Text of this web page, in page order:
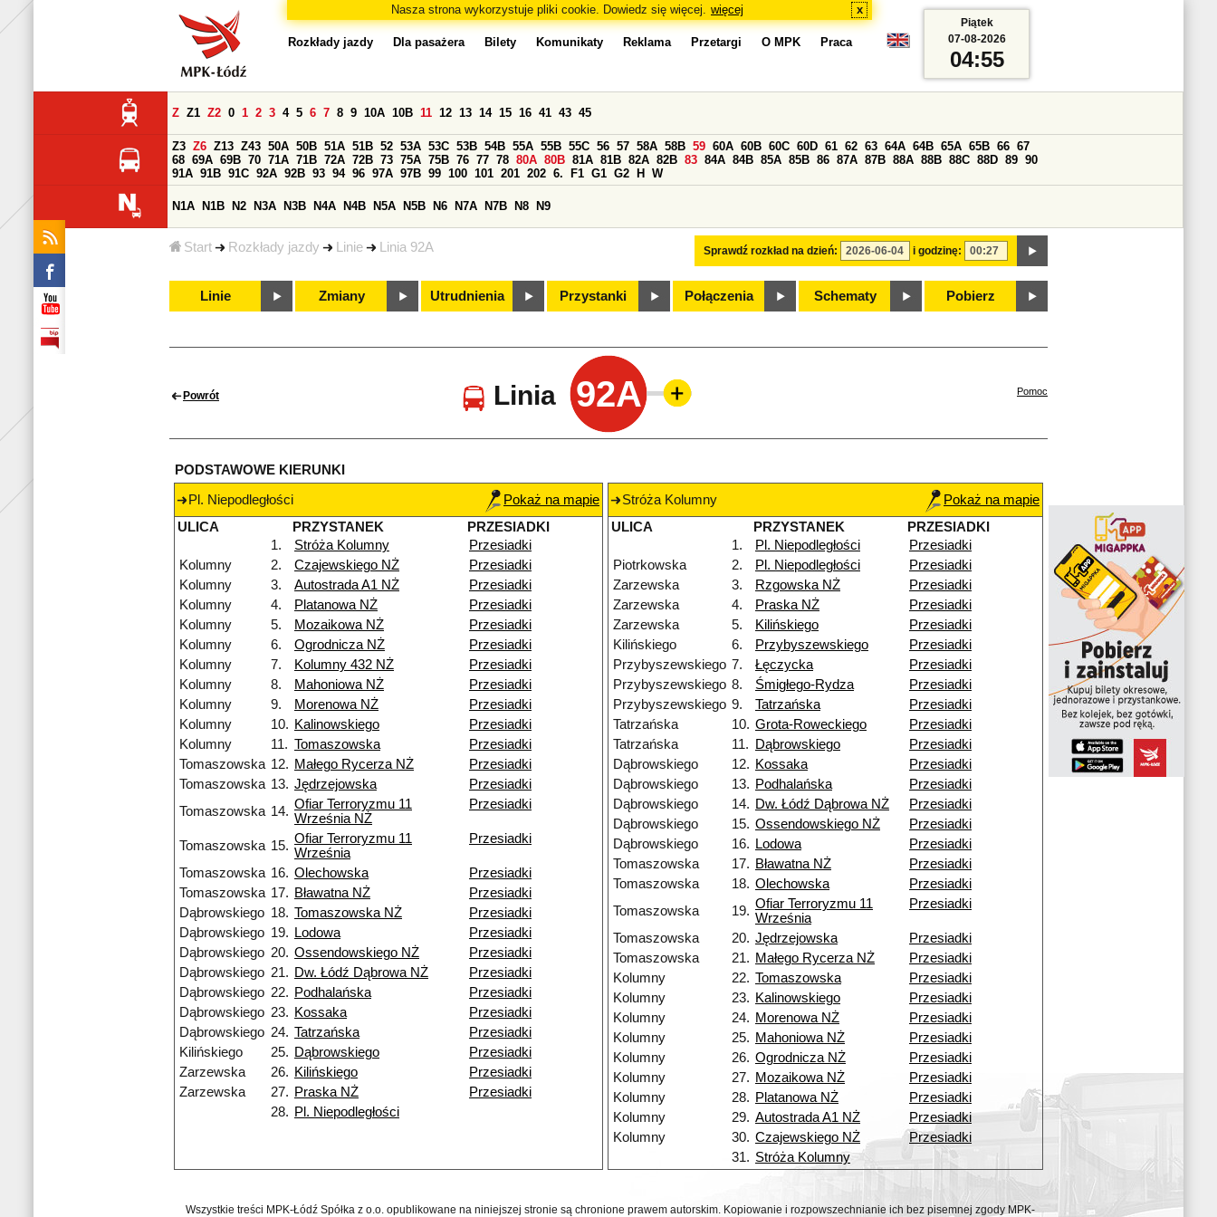
Nasza strona wykorzystuje pliki cookie. Dowiedz się więcej. więcej x
Start Rozkłady jazdy Linie Linia 92A
Rozkłady jazdy Dla pasażera Bilety Komunikaty Reklama Przetargi O MPK Praca
Sprawdź rozkład na dzień: i godzinę:
Z Z1 Z2 0 1 2 3 4 5 6 7 8 9 10A 10B 11 12 13 14 15 16 41 43 45
Z3 Z6 Z13 Z43 50A 50B 51A 51B 52 53A 53C 53B 54B 55A 55B 55C 56 57 58A 58B 59 60A 60B 60C 60D 61 62 63 64A 64B 65A 65B 66 67
68 69A 69B 70 71A 71B 72A 72B 73 75A 75B 76 77 78 80A 80B 81A 81B 82A 82B 83 84A 84B 85A 85B 86 87A 87B 88A 88B 88C 88D 89 90
91A 91B 91C 92A 92B 93 94 96 97A 97B 99 100 101 201 202 6. F1 G1 G2 H W
N1A N1B N2 N3A N3B N4A N4B N5A N5B N6 N7A N7B N8 N9
Linie Zmiany Utrudnienia Przystanki Połączenia Schematy Pobierz
Piątek
07-08-2026
04:55
Powrót Linia 92A Pomoc
PODSTAWOWE KIERUNKI
Pl. Niepodległości
Pokaż na mapie
ULICA
PRZYSTANEK
PRZESIADKI
1.
Stróża Kolumny
Przesiadki
Kolumny
2. Czajewskiego NŻ
Przesiadki
Kolumny
3. Autostrada A1 NŻ
Przesiadki
Kolumny
4. Platanowa NŻ
Przesiadki
Kolumny
5. Mozaikowa NŻ
Przesiadki
Kolumny
6. Ogrodnicza NŻ
Przesiadki
Kolumny
7. Kolumny 432 NŻ
Przesiadki
Kolumny
8. Mahoniowa NŻ
Przesiadki
Kolumny
9. Morenowa NŻ
Przesiadki
Kolumny
10. Kalinowskiego
Przesiadki
Kolumny
11. Tomaszowska
Przesiadki
Tomaszowska 12. Małego Rycerza NŻ
Przesiadki
Tomaszowska 13. Jędrzejowska
Przesiadki
Tomaszowska 14. Ofiar Terroryzmu 11
Września NŻ
Przesiadki
Tomaszowska 15. Ofiar Terroryzmu 11
Września
Przesiadki
Tomaszowska 16. Olechowska
Przesiadki
Tomaszowska 17. Bławatna NŻ
Przesiadki
Dąbrowskiego 18. Tomaszowska NŻ
Przesiadki
Dąbrowskiego 19. Lodowa
Przesiadki
Dąbrowskiego 20. Ossendowskiego NŻ
Przesiadki
Dąbrowskiego 21. Dw. Łódź Dąbrowa NŻ
Przesiadki
Dąbrowskiego 22. Podhalańska
Przesiadki
Dąbrowskiego 23. Kossaka
Przesiadki
Dąbrowskiego 24. Tatrzańska
Przesiadki
Kilińskiego
25. Dąbrowskiego
Przesiadki
Zarzewska
26. Kilińskiego
Przesiadki
Zarzewska
27. Praska NŻ
Przesiadki
28. Pl. Niepodległości
Stróża Kolumny
Pokaż na mapie
ULICA
PRZYSTANEK
PRZESIADKI
1.
Pl. Niepodległości
Przesiadki
Piotrkowska
2. Pl. Niepodległości
Przesiadki
Zarzewska
3. Rzgowska NŻ
Przesiadki
Zarzewska
4. Praska NŻ
Przesiadki
Zarzewska
5. Kilińskiego
Przesiadki
Kilińskiego
6. Przybyszewskiego
Przesiadki
Przybyszewskiego 7. Łęczycka
Przesiadki
Przybyszewskiego 8. Śmigłego-Rydza
Przesiadki
Przybyszewskiego 9. Tatrzańska
Przesiadki
Tatrzańska
10. Grota-Roweckiego
Przesiadki
Tatrzańska
11. Dąbrowskiego
Przesiadki
Dąbrowskiego
12. Kossaka
Przesiadki
Dąbrowskiego
13. Podhalańska
Przesiadki
Dąbrowskiego
14. Dw. Łódź Dąbrowa NŻ
Przesiadki
Dąbrowskiego
15. Ossendowskiego NŻ
Przesiadki
Dąbrowskiego
16. Lodowa
Przesiadki
Tomaszowska
17. Bławatna NŻ
Przesiadki
Tomaszowska
18. Olechowska
Przesiadki
Tomaszowska
19. Ofiar Terroryzmu 11
Września
Przesiadki
Tomaszowska 20. Jędrzejowska
Przesiadki
Tomaszowska
21. Małego Rycerza NŻ
Przesiadki
Kolumny
22. Tomaszowska
Przesiadki
Kolumny
23. Kalinowskiego
Przesiadki
Kolumny
24. Morenowa NŻ
Przesiadki
Kolumny
25. Mahoniowa NŻ
Przesiadki
Kolumny
26. Ogrodnicza NŻ
Przesiadki
Kolumny
27. Mozaikowa NŻ
Przesiadki
Kolumny
28. Platanowa NŻ
Przesiadki
Kolumny
29. Autostrada A1 NŻ
Przesiadki
Kolumny
30. Czajewskiego NŻ
Przesiadki
31. Stróża Kolumny
Wszystkie treści MPK-Łódź Spółka z o.o. opublikowane na niniejszej stronie są chronione prawem autorskim. Kopiowanie i rozpowszechnianie ich bez pisemnej zgody MPK-